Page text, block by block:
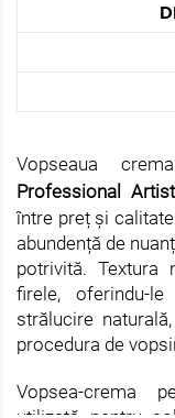
Vopseaua
Professional
între preț și
abundență de
potrivită.
firele, oferindu-
strălucire
procedura de
Vopsea-crema